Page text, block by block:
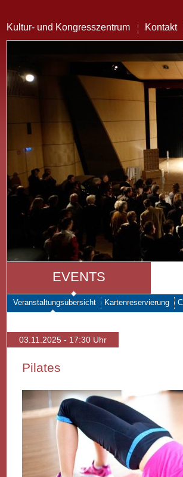
Kultur- und Kongresszentrum Kontakt
EVENTS
Veranstaltungsübersicht Kartenreservierung
03.11.2025 - 17:30 Uhr
Pilates